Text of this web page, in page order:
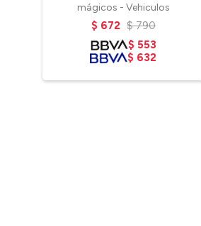
mágicos - Vehiculos
$ 672 $ 790
$ 553
$ 632